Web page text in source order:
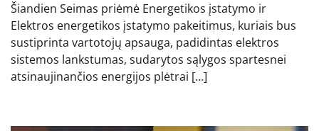
Šiandien Seimas priėmė Energetikos įstatymo ir
Elektros energetikos įstatymo pakeitimus, kuriais bus
sustiprinta vartotojų apsauga, padidintas elektros
sistemos lankstumas, sudarytos sąlygos spartesnei
atsinaujinančios energijos plėtrai […]